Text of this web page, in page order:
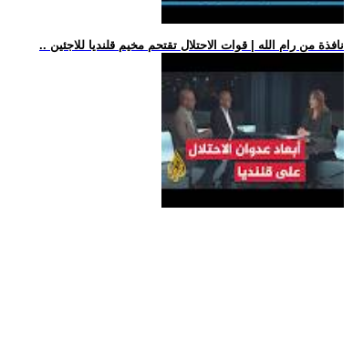
.. نافذة من رام الله | قوات الاحتلال تقتحم مخيم قلنديا للاجئين